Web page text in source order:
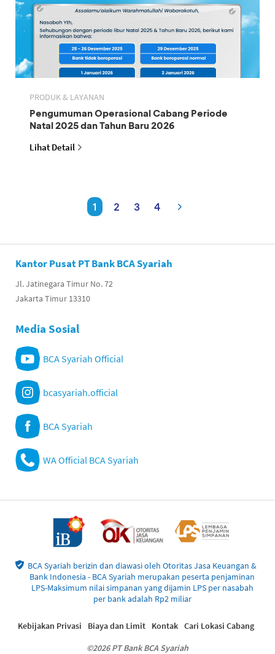
PRODUK & LAYANAN
Pengumuman Operasional Cabang Periode
Natal 2025 dan Tahun Baru 2026
Lihat Detail
1 2 3 4
Kantor Pusat PT Bank BCA Syariah
Jl. Jatinegara Timur No. 72
Jakarta Timur 13310
Media Sosial
BCA Syariah Official
bcasyariah.official
BCA Syariah
WA Official BCA Syariah
BCA Syariah berizin dan diawasi oleh Otoritas Jasa Keuangan &
Bank Indonesia - BCA Syariah merupakan peserta penjaminan
LPS-Maksimum nilai simpanan yang dijamin LPS per nasabah
per bank adalah Rp2 miliar
©2026 PT Bank BCA Syariah
Kebijakan Privasi Biaya dan Limit Kontak Cari Lokasi Cabang